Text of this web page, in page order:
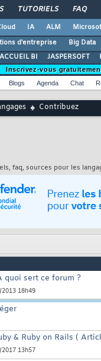
TUTORIELS FAQ
IA ALM
d'entreprise
Big Data
ACCUEIL BI
JASPERSOFT
Inscrivez-vous
Blogs Agenda Chat
Contribuez
faq, sources pour les
quoi sert ce forum ?
18h49
& Ruby on Rails (
13h57